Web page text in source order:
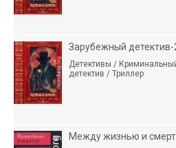
Зарубежный детектив-
Детективы /
детектив / Триллер
Между жизнью и